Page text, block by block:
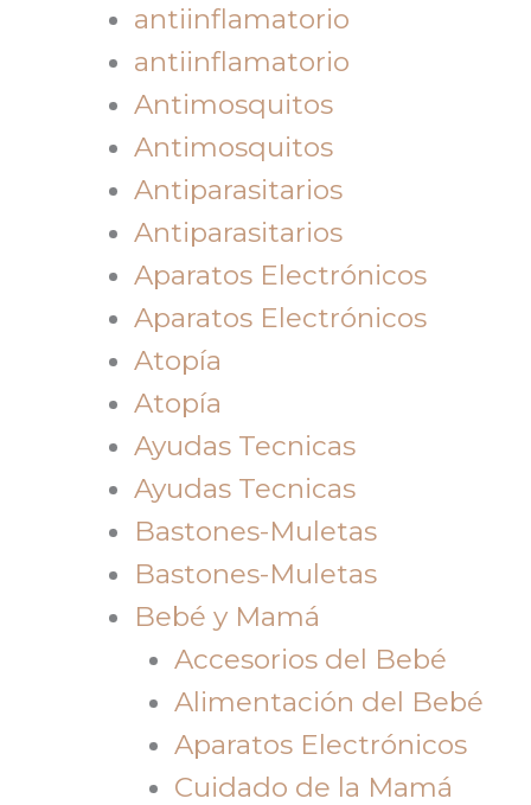
antiinflamatorio
antiinflamatorio
Antimosquitos
Antimosquitos
Antiparasitarios
Antiparasitarios
Aparatos Electrónicos
Aparatos Electrónicos
Atopía
Atopía
Ayudas Tecnicas
Ayudas Tecnicas
Bastones-Muletas
Bastones-Muletas
Bebé y Mamá
Accesorios del Bebé
Alimentación del Bebé
Aparatos Electrónicos
Cuidado de la Mamá